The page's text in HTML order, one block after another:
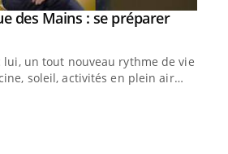
des Mains : se préparer
un tout nouveau rythme de vie !
soleil, activités en plein air…